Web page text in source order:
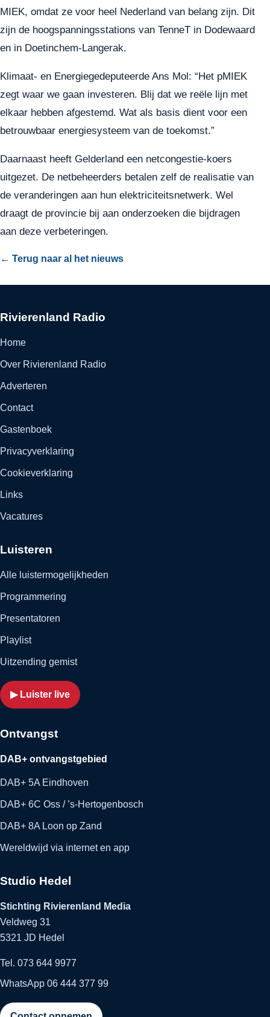
MIEK, omdat ze voor heel Nederland van belang zijn. Dit
zijn de hoogspanningsstations van TenneT in Dodewaard
en in Doetinchem-Langerak.
Klimaat- en Energiegedeputeerde Ans Mol: “Het pMIEK
zegt waar we gaan investeren. Blij dat we reële lijn met
elkaar hebben afgestemd. Wat als basis dient voor een
betrouwbaar energiesysteem van de toekomst.”
Daarnaast heeft Gelderland een netcongestie-koers
uitgezet. De netbeheerders betalen zelf de realisatie van
de veranderingen aan hun elektriciteitsnetwerk. Wel
draagt de provincie bij aan onderzoeken die bijdragen
aan deze verbeteringen.
← Terug naar al het nieuws
Rivierenland Radio
Home
Over Rivierenland Radio
Adverteren
Contact
Gastenboek
Privacyverklaring
Cookieverklaring
Links
Vacatures
Luisteren
Alle luistermogelijkheden
Programmering
Presentatoren
Playlist
Uitzending gemist
▶ Luister live
Ontvangst
DAB+ ontvangstgebied
DAB+ 5A Eindhoven
DAB+ 6C Oss / ’s-Hertogenbosch
DAB+ 8A Loon op Zand
Wereldwijd via internet en app
Studio Hedel
Stichting Rivierenland Media
Veldweg 31
5321 JD Hedel
Tel. 073 644 9977
WhatsApp 06 444 377 99